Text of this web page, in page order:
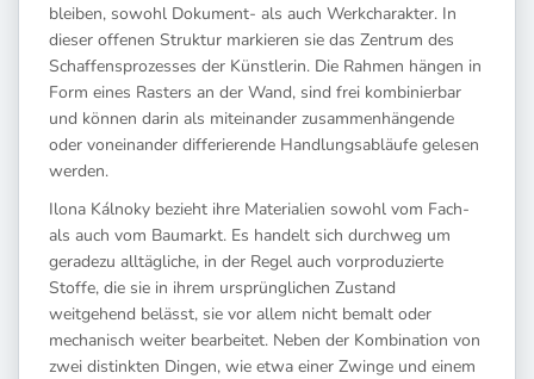
bleiben, sowohl Dokument- als auch Werkcharakter. In
dieser offenen Struktur markieren sie das Zentrum des
Schaffensprozesses der Künstlerin. Die Rahmen hängen in
Form eines Rasters an der Wand, sind frei kombinierbar
und können darin als miteinander zusammenhängende
oder voneinander differierende Handlungsabläufe gelesen
werden.
Ilona Kálnoky bezieht ihre Materialien sowohl vom Fach-
als auch vom Baumarkt. Es handelt sich durchweg um
geradezu alltägliche, in der Regel auch vorproduzierte
Stoffe, die sie in ihrem ursprünglichen Zustand
weitgehend belässt, sie vor allem nicht bemalt oder
mechanisch weiter bearbeitet. Neben der Kombination von
zwei distinkten Dingen, wie etwa einer Zwinge und einem